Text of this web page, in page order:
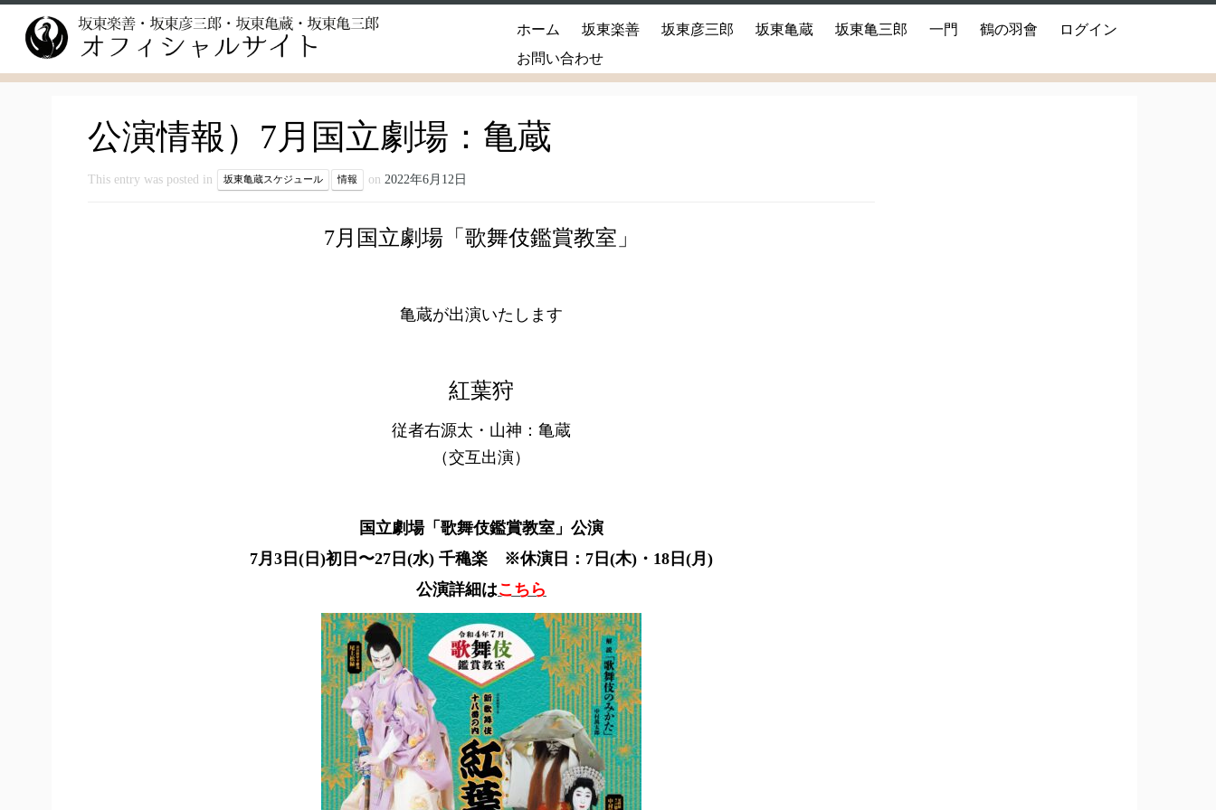
content
ホーム 坂東楽善 坂東彦三郎 坂東亀蔵 坂東亀三郎 一門 鶴の羽會
ログイン
お問い合わせ
公演情報）7月国立劇場：亀蔵
This entry was posted in 坂東亀蔵スケジュール 情報 on 2022年6月12日
7月国立劇場「歌舞伎鑑賞教室」
亀蔵が出演いたします
紅葉狩
従者右源太・山神：亀蔵
（交互出演）
国立劇場「歌舞伎鑑賞教室」公演
7月3日(日)初日〜27日(水) 千穐楽 ※休演日：7日(木)・18日(月)
公演詳細はこちら